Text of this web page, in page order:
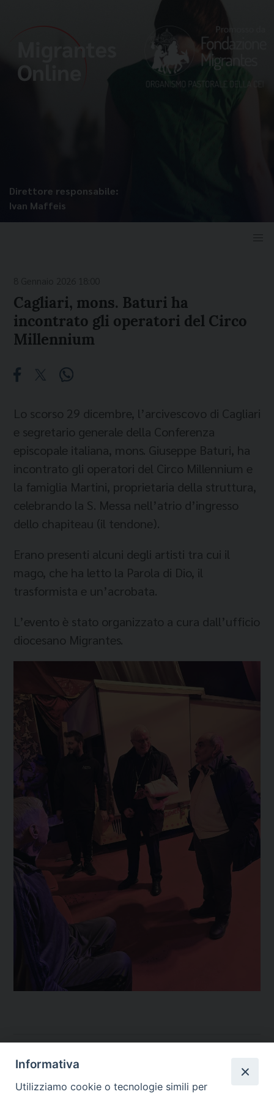
Direttore responsabile:
Ivan Maffeis
Cagliari, mons. Baturi ha
incontrato gli operatori del Circo
Millennium
Lo scorso 29 dicembre, l’arcivescovo di Cagliari
e segretario generale della Conferenza
episcopale italiana, mons. Giuseppe Baturi, ha
incontrato gli operatori del Circo Millennium e
la famiglia Martini, proprietaria della struttura,
celebrando la S. Messa nell’atrio d’ingresso
dello chapiteau (il tendone).
Erano presenti alcuni degli artisti tra cui il
mago, che ha letto la Parola di Dio, il
trasformista e un’acrobata.
L’evento è stato organizzato a cura dall’ufficio
diocesano Migrantes.
Temi:
FIERANTI E CIRCENSI
Informativa
Utilizziamo cookie o tecnologie simili per